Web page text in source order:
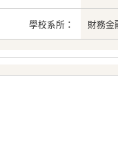
學校系所： 財務金